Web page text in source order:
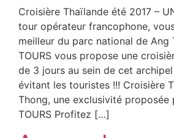
Croisière Thaïlande été 2017 –
tour opérateur francophone,
meilleur du parc national de Ang
TOURS vous propose une
de 3 jours au sein de cet
évitant les touristes !!! Croisière
Thong, une exclusivité proposée
TOURS Profitez […]